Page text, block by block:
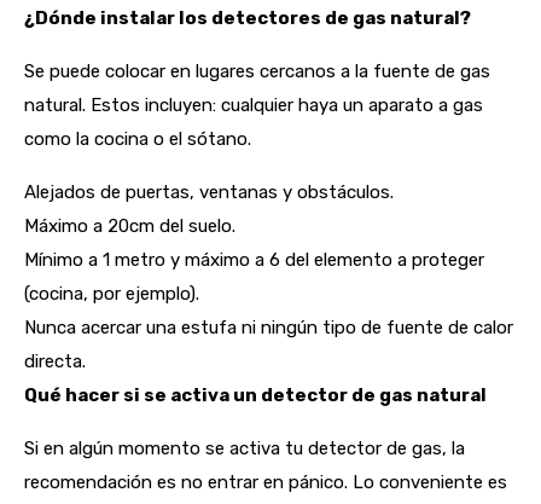
¿Dónde instalar los detectores de gas natural?
Se puede colocar en lugares cercanos a la fuente de gas
natural. Estos incluyen: cualquier haya un aparato a gas
como la cocina o el sótano.
Alejados de puertas, ventanas y obstáculos.
Máximo a 20cm del suelo.
Mínimo a 1 metro y máximo a 6 del elemento a proteger
(cocina, por ejemplo).
Nunca acercar una estufa ni ningún tipo de fuente de calor
directa.
Qué hacer si se activa un detector de gas natural
Si en algún momento se activa tu detector de gas, la
recomendación es no entrar en pánico. Lo conveniente es